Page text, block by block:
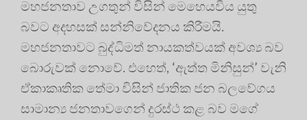
මහජනතාව උගතුන් විසින් මෙහෙයවිය යුතු
බවට අදහසක් සන්නිවේදනය කිරීමයි.
මහජනතාවට බුද්ධිමත් නායකත්වයක් අවශ්‍ය බව
බොරුවක් නොවේ. එහෙත්, ‘ඇත්ත මිනිසුන්’ වැනි
ඒකාකෘතික තේමා විසින් ජාතික ජන බලවේගය
සාමාන්‍ය ජනතාවගෙන් දුරස්ථ කළ බව මගේ